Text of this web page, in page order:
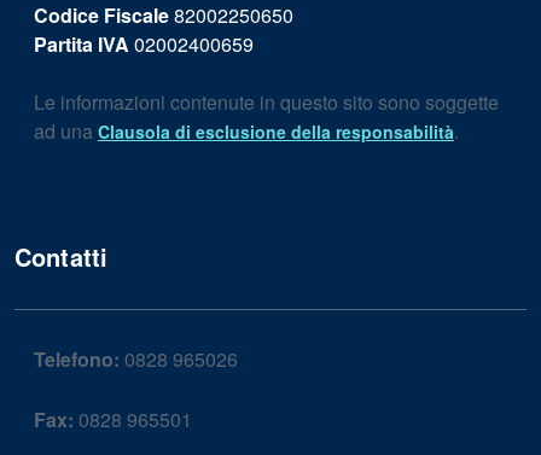
Codice Fiscale82002250650
Partita IVA 02002400659
Le informazioni contenute in questo sito sono soggette
ad una Clausola di esclusione della responsabilità.
Contatti
Telefono: 0828 965026
Fax: 0828 965501